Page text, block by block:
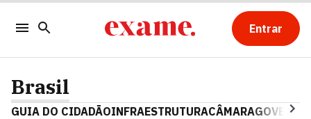
Entrar
Brasil
GUIA DO CIDADÃOINFRAESTRUTURACÂMARAGOVERNO